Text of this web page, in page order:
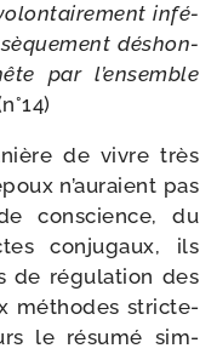
infé­
déshon­
par l’ensemble
de vivre très
n’auraient pas
conscience, du
conju­gaux, ils
de régu­la­tion des
méthodes stric­te­
le résu­mé sim­